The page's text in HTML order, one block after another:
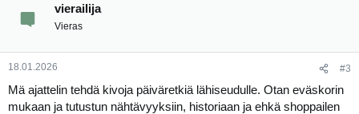
vierailija
Vieras
18.01.2026 #3
Mä ajattelin tehdä kivoja päiväretkiä lähiseudulle. Otan eväskorin
mukaan ja tutustun nähtävyyksiin, historiaan ja ehkä shoppailen